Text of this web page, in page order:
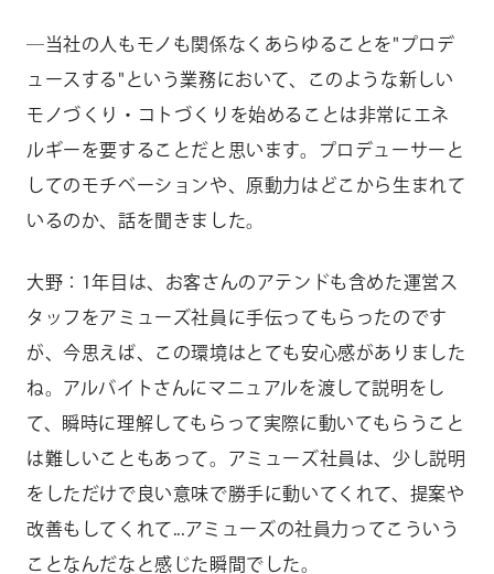
―当社の人もモノも関係なくあらゆることを"プロデ
ュースする"という業務において、このような新しい
モノづくり・コトづくりを始めることは非常にエネ
ルギーを要することだと思います。プロデューサーと
してのモチベーションや、原動力はどこから生まれて
いるのか、話を聞きました。
大野：1年目は、お客さんのアテンドも含めた運営ス
タッフをアミューズ社員に手伝ってもらったのです
が、今思えば、この環境はとても安心感がありました
ね。アルバイトさんにマニュアルを渡して説明をし
て、瞬時に理解してもらって実際に動いてもらうこと
は難しいこともあって。アミューズ社員は、少し説明
をしただけで良い意味で勝手に動いてくれて、提案や
改善もしてくれて...アミューズの社員力ってこういう
ことなんだなと感じた瞬間でした。